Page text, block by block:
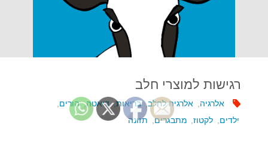
רגישות למוצרי חלב
אלרגיה, אלרגיה לחלב,בריאות,דיאטה,הורים,
ילדים, לקטוז, מתבגרים, תזונה